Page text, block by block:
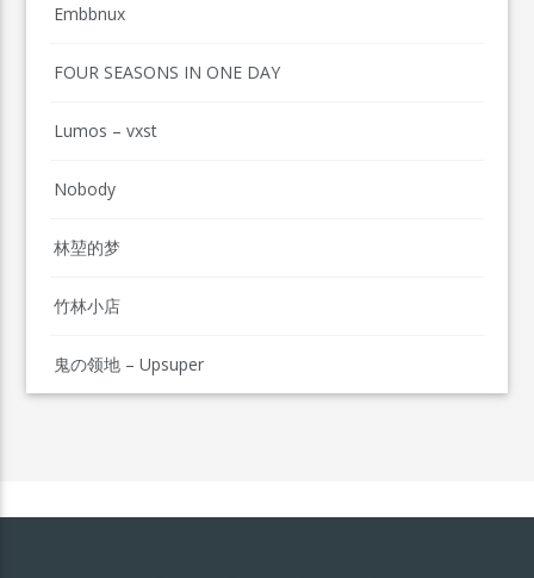
Embbnux
FOUR SEASONS IN ONE DAY
Lumos – vxst
Nobody
林堃的梦
竹林小店
鬼の领地 – Upsuper